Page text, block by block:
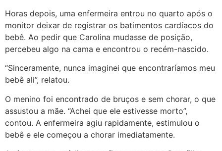
Horas depois, uma enfermeira entrou no quarto após o
monitor deixar de registrar os batimentos cardíacos do
bebê. Ao pedir que Carolina mudasse de posição,
percebeu algo na cama e encontrou o recém-nascido.
“Sinceramente, nunca imaginei que encontraríamos meu
bebê ali”, relatou.
O menino foi encontrado de bruços e sem chorar, o que
assustou a mãe. “Achei que ele estivesse morto”,
contou. A enfermeira agiu rapidamente, estimulou o
bebê e ele começou a chorar imediatamente.